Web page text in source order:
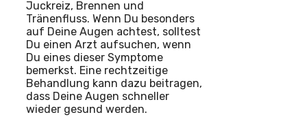
Juckreiz, Brennen und
Tränenfluss. Wenn Du besonders
auf Deine Augen achtest, solltest
Du einen Arzt aufsuchen, wenn
Du eines dieser Symptome
bemerkst. Eine rechtzeitige
Behandlung kann dazu beitragen,
dass Deine Augen schneller
wieder gesund werden.